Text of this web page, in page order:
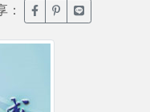
： 臉書分享(另開新視窗)
噗浪分享(另開新
Line分享(另